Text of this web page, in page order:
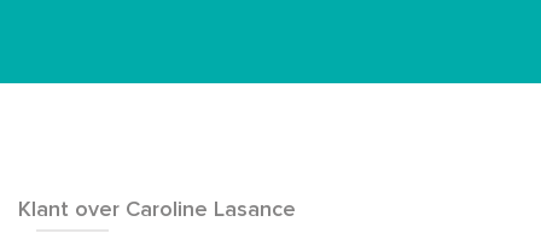
Klant over Caroline Lasance